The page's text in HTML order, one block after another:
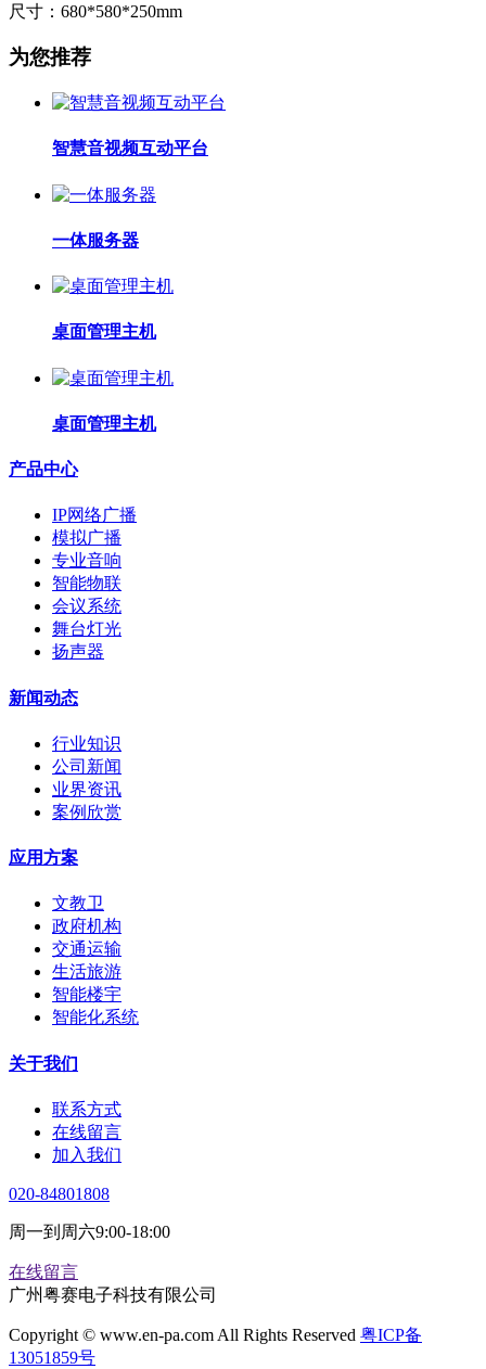
尺寸：680*580*250mm
为您推荐
智慧音视频互动平台
一体服务器
桌面管理主机
桌面管理主机
产品中心
IP网络广播
模拟广播
专业音响
智能物联
会议系统
舞台灯光
扬声器
新闻动态
行业知识
公司新闻
业界资讯
案例欣赏
应用方案
文教卫
政府机构
交通运输
生活旅游
智能楼宇
智能化系统
关于我们
联系方式
在线留言
加入我们
020-84801808
周一到周六9:00-18:00
在线留言
广州粤赛电子科技有限公司
Copyright © www.en-pa.com All Rights Reserved 粤ICP备
13051859号